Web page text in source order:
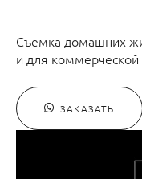
Съемка домашних
и для
ЗАКАЗАТЬ